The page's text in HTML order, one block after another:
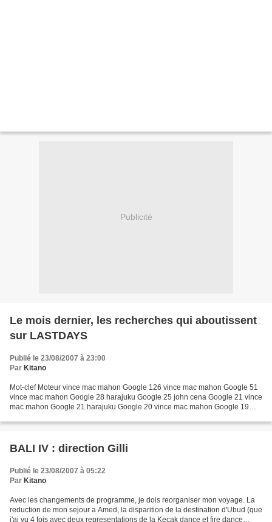
Publicité
Le mois dernier, les recherches qui aboutissent
sur LASTDAYS
Publié le 23/08/2007 à 23:00
Par Kitano
Mot-clef Moteur vince mac mahon Google 126 vince mac mahon Google 51
vince mac mahon Google 28 harajuku Google 25 john cena Google 21 vince
mac mahon Google 21 harajuku Google 20 vince mac mahon Google 19
BALI IV : direction Gilli
Publié le 23/08/2007 à 05:22
Par Kitano
Avec les changements de programme, je dois reorganiser mon voyage. La
reduction de mon sejour a Amed, la disparition de la destination d'Ubud (que
j'ai vu 4 fois avec deux representations de la Kecak dance et fire dance